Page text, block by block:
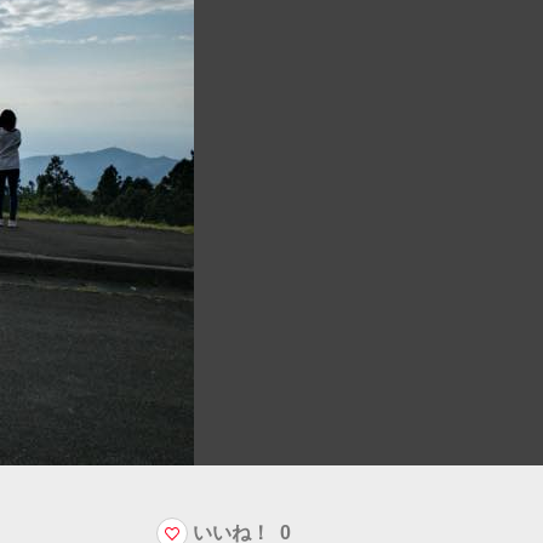
いいね！ 0